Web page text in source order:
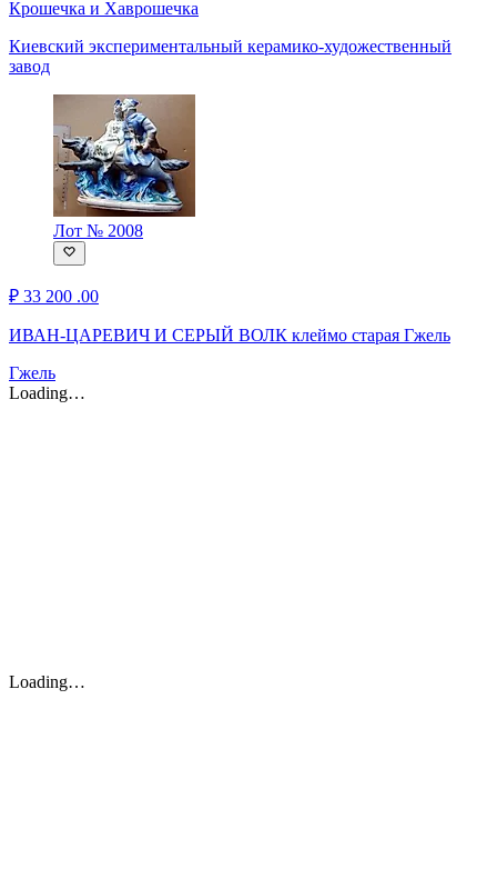
Крошечка и Хаврошечка
Киевский экспериментальный керамико-художественный
завод
Лот № 2008
₽ 33 200 .00
ИВАН-ЦАРЕВИЧ И СЕРЫЙ ВОЛК клеймо старая Гжель
Гжель
Loading…
Loading…